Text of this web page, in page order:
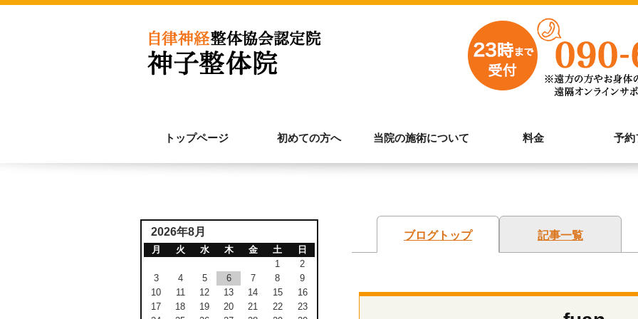
トップページ 初めての方へ 当院の施術について 料金 予約
ブログトップ 記事一覧
2026年8月
月 火 水 木 金 土
日
1
2
3
4 5 6 7 8
9
10
11 12 13 14 15
16
17
18 19 20 21 22
23